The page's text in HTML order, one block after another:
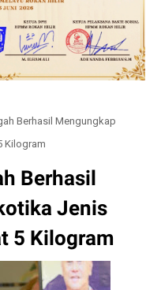
Berhasil Mengungkap
Kilogram
Berhasil
Jenis
5 Kilogram